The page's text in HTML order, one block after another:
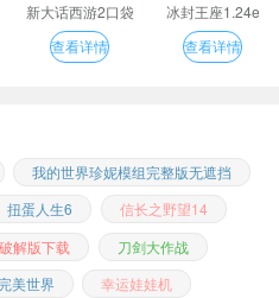
新大话西游2口袋
版
查看详情
冰封王座1.24e
查看详情
我的世界珍妮模组完整版无遮挡
扭蛋人生6
信长之野望14
解版下载
刀剑大作战
美世界
幸运娃娃机